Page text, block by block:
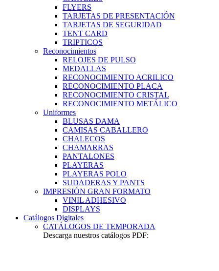
FLYERS
TARJETAS DE PRESENTACIÓN
TARJETAS DE SEGURIDAD
TENT CARD
TRIPTICOS
Reconocimientos
RELOJES DE PULSO
MEDALLAS
RECONOCIMIENTO ACRILICO
RECONOCIMIENTO PLACA
RECONOCIMIENTO CRISTAL
RECONOCIMIENTO METÁLICO
Uniformes
BLUSAS DAMA
CAMISAS CABALLERO
CHALECOS
CHAMARRAS
PANTALONES
PLAYERAS
PLAYERAS POLO
SUDADERAS Y PANTS
IMPRESIÓN GRAN FORMATO
VINIL ADHESIVO
DISPLAYS
Catálogos Digitales
CATÁLOGOS DE TEMPORADA
Descarga nuestros catálogos PDF: